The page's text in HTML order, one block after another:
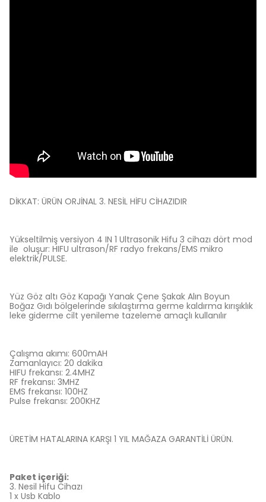
DİKKAT: ÜRÜN ORJİNAL 3. NESİL HİFU CİHAZIDIR
Yükseltilmiş versiyon 4 IN 1 Ultrasonik Hifu 3 cihazı dört mod
ile oluşur: HIFU ultrason/RF radyo frekans/EMS mikro
elektrik/PULSE.
Yüz Göz altı Göz Kapağı Yanak Çene Şakak Alın Boyun
Boğaz Gıdı bölgelerinde sıkılaştırma germe kaldırma kırışıklık
leke giderme cilt yenileme tazeleme amaçlı kullanılır
Çalışma akımı: 600mAH
Zamanlayıcı: 20 dakika
HIFU frekansı: 2.4MHZ
RF frekansı: 3MHZ
EMS frekansı: 100HZ
Pulse frekansı: 200KHZ
ÜRETİM HATALARINA KARŞI 1 YIL MAĞAZA GARANTİLİ ÜRÜN.
Paket içeriği:
3. Nesil Hifu Cihazı
1 x Usb Kablo